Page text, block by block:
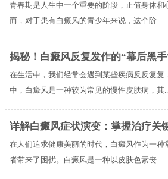
青春期是人生中一个重要的阶段，正值身体和
而，对于患有白癜风的青少年来说，这个阶.....
揭秘！白癜风反复发作的“幕后黑
在生活中，我们经常会遇到某些疾病反反复复
中，白癜风是一种较为常见的慢性皮肤病，其
详解白癜风症状演变：掌握治疗关
在人们追求健康美丽的时代，白癜风作为一种
者带来了困扰。白癜风是一种以皮肤色素丧.....